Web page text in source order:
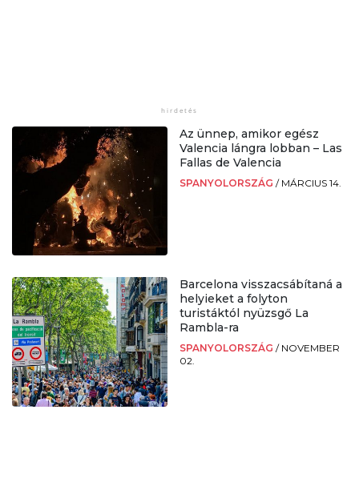
Az ünnep, amikor egész
Valencia lángra lobban – Las
Fallas de Valencia
SPANYOLORSZÁG / MÁRCIUS 14.
Barcelona visszacsábítaná a
helyieket a folyton
turistáktól nyüzsgő La
Rambla-ra
SPANYOLORSZÁG / NOVEMBER
02.